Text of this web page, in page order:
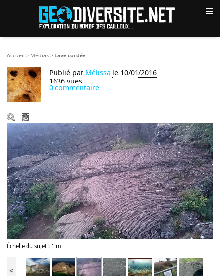
≡
Accueil > Médias > Lave cordée
Publié par Mélissa le 10/01/2016
1636 vues
0 commentaire
Échelle du sujet : 1 m
<